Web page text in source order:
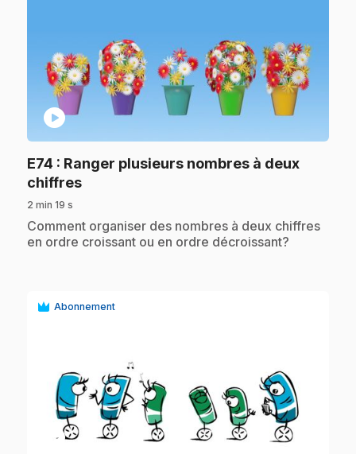
play_circle
E74 : Ranger plusieurs nombres à deux
chiffres.
2 min 19 s
.Comment organiser des nombres à deux chiffres
en ordre croissant ou en ordre décroissant?
Abonnement
play_circle